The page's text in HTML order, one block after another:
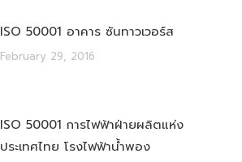
ISO 50001 อาคาร ซันทาวเวอร์ส
February 29, 2016
ISO 50001 การไฟฟ้าฝ่ายผลิตแห่ง
ประเทศไทย โรงไฟฟ้าน้ำพอง